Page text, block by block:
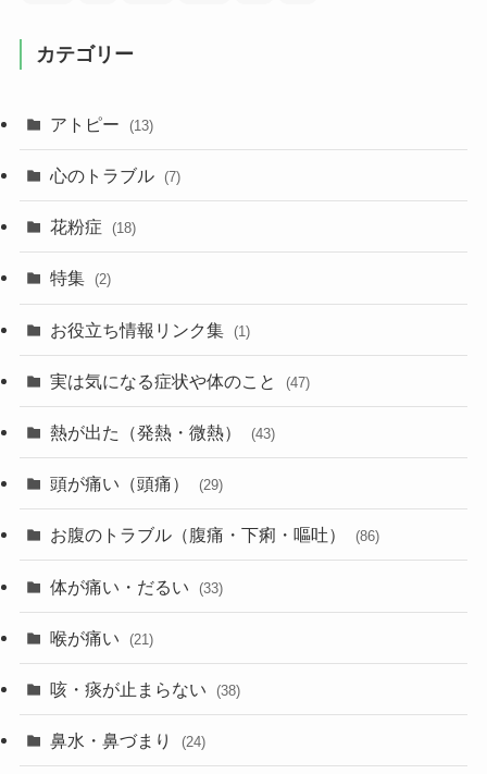
カテゴリー
アトピー (13)
心のトラブル (7)
花粉症 (18)
特集 (2)
お役立ち情報リンク集 (1)
実は気になる症状や体のこと (47)
熱が出た（発熱・微熱） (43)
頭が痛い（頭痛） (29)
お腹のトラブル（腹痛・下痢・嘔吐） (86)
体が痛い・だるい (33)
喉が痛い (21)
咳・痰が止まらない (38)
鼻水・鼻づまり (24)